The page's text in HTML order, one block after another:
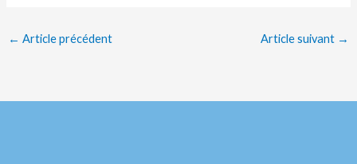
← Article précédent Article suivant →